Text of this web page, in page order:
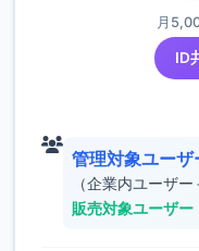
月
ID
管理対象ユー
（企業内ユーザ
販売対象ユーザー